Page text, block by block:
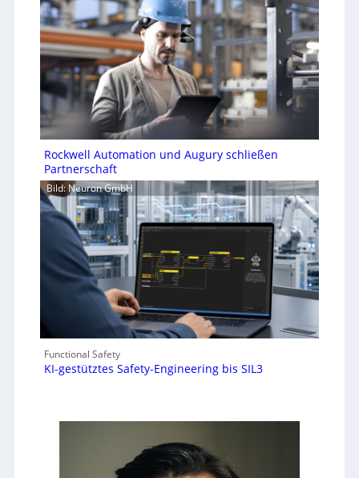
Rockwell Automation und Augury schließen
Partnerschaft
Bild: Neuron GmbH
Functional Safety
KI-gestütztes Safety-Engineering bis SIL3